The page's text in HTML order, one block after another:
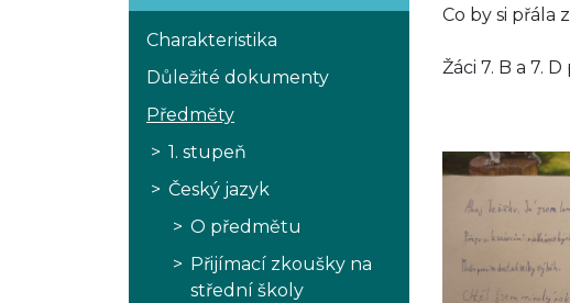
Charakteristika
Důležité dokumenty
Předměty
1. stupeň
Český jazyk
O předmětu
Přijímací zkoušky na
střední školy
Co by si přála
Žáci 7. B a 7.